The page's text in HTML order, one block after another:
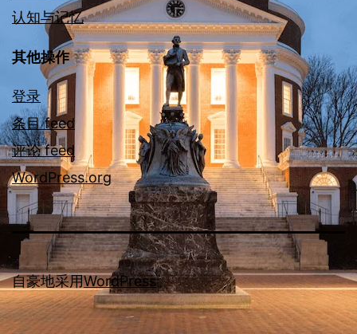
认知与记忆
其他操作
登录
条目 feed
评论 feed
WordPress.org
自豪地采用WordPress。